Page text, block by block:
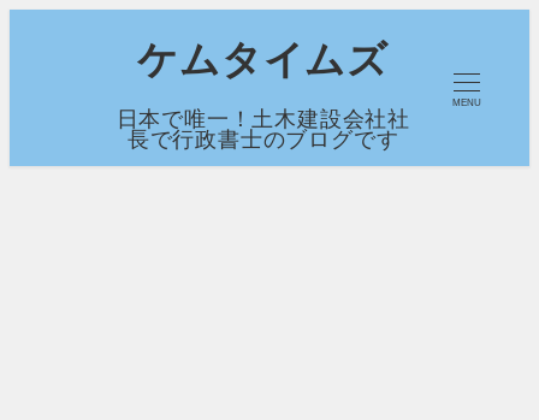
コ
ケムタイムズ
日本で唯一！土木建設会社社
長で行政書士のブログです
MENU